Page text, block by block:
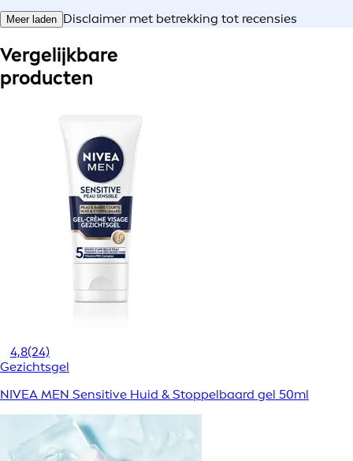
Meer laden Disclaimer met betrekking tot recensies
Vergelijkbare
producten
4,8(24)
Gezichtsgel
NIVEA MEN Sensitive Huid & Stoppelbaard gel 50ml